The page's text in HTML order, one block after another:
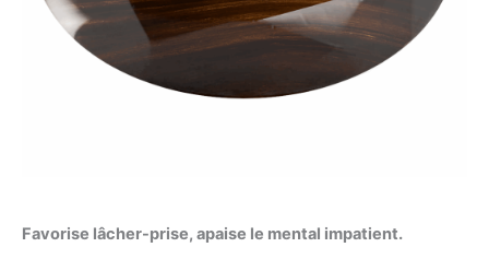
Favorise lâcher-prise, apaise le mental impatient.